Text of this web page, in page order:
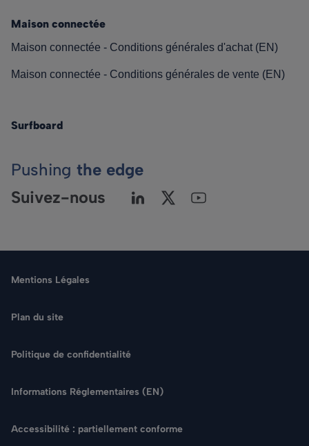
Rechercher
Maison connectée
Maison connectée - Conditions générales d'achat (EN)
Maison connectée - Conditions générales de vente (EN)
Surfboard
Pushing the edge
Suivez-nous
Mentions Légales
Plan du site
Politique de confidentialité
Informations Réglementaires (EN)
Accessibilité : partiellement conforme